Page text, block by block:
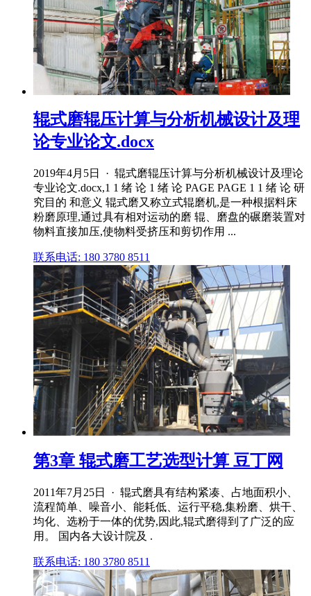
辊式磨辊压计算与分析机械设计及理
论专业论文.docx
2019年4月5日 · 辊式磨辊压计算与分析机械设计及理论
专业论文.docx,1 1 绪 论 1 绪 论 PAGE PAGE 1 1 绪 论 研
究目的 和意义 辊式磨又称立式辊磨机,是一种根据料床
粉磨原理,通过具有相对运动的磨 辊、磨盘的碾磨装置对
物料直接加压,使物料受挤压和剪切作用 ...
联系电话: 180 3780 8511
第3章 辊式磨工艺选型计算 豆丁网
2011年7月25日 · 辊式磨具有结构紧凑、占地面积小、
流程简单、噪音小、能耗低、运行平稳,集粉磨、烘干、
均化、选粉于一体的优势,因此,辊式磨得到了广泛的应
用。 国内各大设计院及 .
联系电话: 180 3780 8511